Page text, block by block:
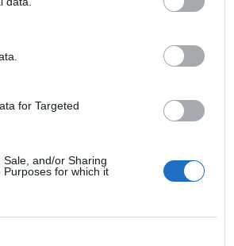
for Targeted
and/or Sharing
for which it
ταυτότητα.
καταστήματα
εποχικές
Η
προηγούμενα
εποχικότητα.